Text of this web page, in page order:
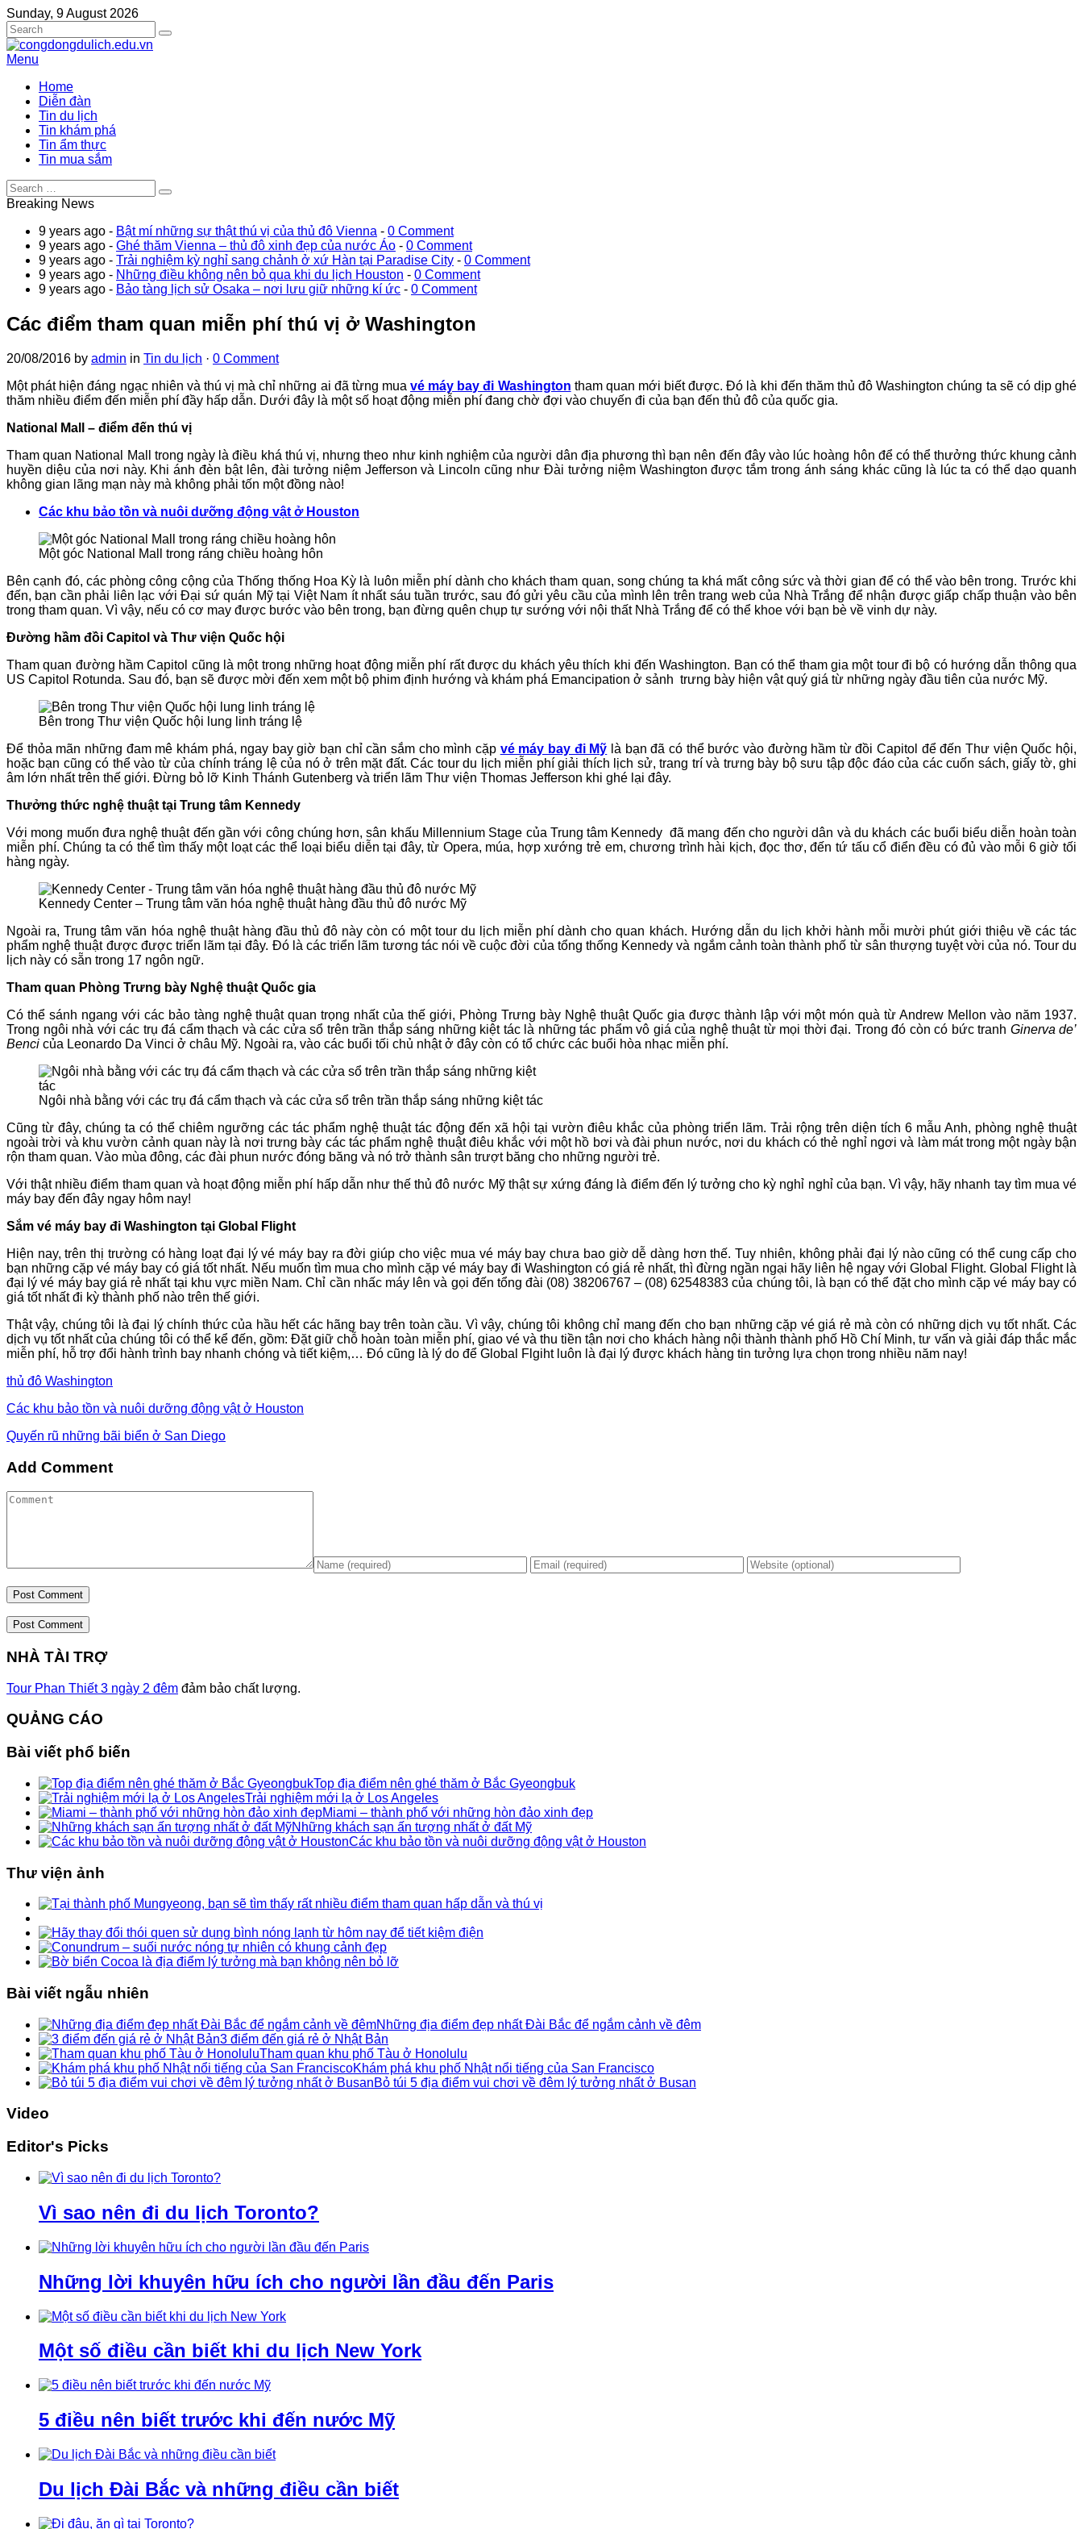
Sunday, 9 August 2026
Menu
Home
Diễn đàn
Tin du lịch
Tin khám phá
Tin ẩm thực
Tin mua sắm
Breaking News
9 years ago - Bật mí những sự thật thú vị của thủ đô Vienna - 0 Comment
9 years ago - Ghé thăm Vienna – thủ đô xinh đẹp của nước Áo - 0 Comment
9 years ago - Trải nghiệm kỳ nghỉ sang chảnh ở xứ Hàn tại Paradise City - 0 Comment
9 years ago - Những điều không nên bỏ qua khi du lịch Houston - 0 Comment
9 years ago - Bảo tàng lịch sử Osaka – nơi lưu giữ những kí ức - 0 Comment
Các điểm tham quan miễn phí thú vị ở Washington
20/08/2016 by admin in Tin du lịch · 0 Comment
Một phát hiện đáng ngạc nhiên và thú vị mà chỉ những ai đã từng muavé máy bay đi Washington tham quan mới biết được. Đó là khi đến thăm thủ đô Washington chúng ta sẽ có dịp ghé
thăm nhiều điểm đến miễn phí đầy hấp dẫn. Dưới đây là một số hoạt động miễn phí đang chờ đợi vào chuyến đi của bạn đến thủ đô của quốc gia.
National Mall – điểm đến thú vị
Tham quan National Mall trong ngày là điều khá thú vị, nhưng theo như kinh nghiệm của người dân địa phương thì bạn nên đến đây vào lúc hoàng hôn để có thể thưởng thức khung cảnh
huyền diệu của nơi này. Khi ánh đèn bật lên, đài tưởng niệm Jefferson và Lincoln cũng như Đài tưởng niệm Washington được tắm trong ánh sáng khác cũng là lúc ta có thể dạo quanh
không gian lãng mạn này mà không phải tốn một đồng nào!
Các khu bảo tồn và nuôi dưỡng động vật ở Houston
Một góc National Mall trong ráng chiều hoàng hôn
Bên cạnh đó, các phòng công cộng của Thống thống Hoa Kỳ là luôn miễn phí dành cho khách tham quan, song chúng ta khá mất công sức và thời gian để có thể vào bên trong. Trước khi
đến, bạn cần phải liên lạc với Đại sứ quán Mỹ tại Việt Nam ít nhất sáu tuần trước, sau đó gửi yêu cầu của mình lên trên trang web của Nhà Trắng để nhận được giấp chấp thuận vào bên
trong tham quan. Vì vậy, nếu có cơ may được bước vào bên trong, bạn đừng quên chụp tự sướng với nội thất Nhà Trắng để có thể khoe với bạn bè về vinh dự này.
Đường hầm đồi Capitol và Thư viện Quốc hội
Tham quan đường hầm Capitol cũng là một trong những hoạt động miễn phí rất được du khách yêu thích khi đến Washington. Bạn có thể tham gia một tour đi bộ có hướng dẫn thông qua
US Capitol Rotunda. Sau đó, bạn sẽ được mời đến xem một bộ phim định hướng và khám phá Emancipation ở sảnh trưng bày hiện vật quý giá từ những ngày đầu tiên của nước Mỹ.
Bên trong Thư viện Quốc hội lung linh tráng lệ
Để thỏa mãn những đam mê khám phá, ngay bay giờ bạn chỉ cần sắm cho mình cặp vé máy bay đi Mỹ là bạn đã có thể bước vào đường hầm từ đồi Capitol để đến Thư viện Quốc hội,
hoặc bạn cũng có thể vào từ của chính tráng lệ của nó ở trên mặt đất. Các tour du lịch miễn phí giải thích lịch sử, trang trí và trưng bày bộ sưu tập độc đáo của các cuốn sách, giấy tờ, ghi
âm lớn nhất trên thế giới. Đừng bỏ lỡ Kinh Thánh Gutenberg và triển lãm Thư viện Thomas Jefferson khi ghé lại đây.
Thưởng thức nghệ thuật tại Trung tâm Kennedy
Với mong muốn đưa nghệ thuật đến gần với công chúng hơn, sân khấu Millennium Stage của Trung tâm Kennedy đã mang đến cho người dân và du khách các buổi biểu diễn hoàn toàn
miễn phí. Chúng ta có thể tìm thấy một loạt các thể loại biểu diễn tại đây, từ Opera, múa, hợp xướng trẻ em, chương trình hài kịch, đọc thơ, đến tứ tấu cổ điển đều có đủ vào mỗi 6 giờ tối
hàng ngày.
Kennedy Center – Trung tâm văn hóa nghệ thuật hàng đầu thủ đô nước Mỹ
Ngoài ra, Trung tâm văn hóa nghệ thuật hàng đầu thủ đô này còn có một tour du lịch miễn phí dành cho quan khách. Hướng dẫn du lịch khởi hành mỗi mười phút giới thiệu về các tác
phẩm nghệ thuật được được triển lãm tại đây. Đó là các triển lãm tương tác nói về cuộc đời của tổng thống Kennedy và ngắm cảnh toàn thành phố từ sân thượng tuyệt vời của nó. Tour du
lịch này có sẵn trong 17 ngôn ngữ.
Tham quan Phòng Trưng bày Nghệ thuật Quốc gia
Có thể sánh ngang với các bảo tàng nghệ thuật quan trọng nhất của thế giới, Phòng Trưng bày Nghệ thuật Quốc gia được thành lập với một món quà từ Andrew Mellon vào năm 1937.
Trong ngôi nhà với các trụ đá cẩm thạch và các cửa sổ trên trần thắp sáng những kiệt tác là những tác phẩm vô giá của nghệ thuật từ mọi thời đại. Trong đó còn có bức tranh Ginerva de’
Benci của Leonardo Da Vinci ở châu Mỹ. Ngoài ra, vào các buổi tối chủ nhật ở đây còn có tổ chức các buổi hòa nhạc miễn phí.
Ngôi nhà bằng với các trụ đá cẩm thạch và các cửa sổ trên trần thắp sáng những kiệt tác
Cũng từ đây, chúng ta có thể chiêm ngưỡng các tác phẩm nghệ thuật tác động đến xã hội tại vườn điêu khắc của phòng triển lãm. Trải rộng trên diện tích 6 mẫu Anh, phòng nghệ thuật
ngoài trời và khu vườn cảnh quan này là nơi trưng bày các tác phẩm nghệ thuật điêu khắc với một hồ bơi và đài phun nước, nơi du khách có thẻ nghỉ ngơi và làm mát trong một ngày bận
rộn tham quan. Vào mùa đông, các đài phun nước đóng băng và nó trở thành sân trượt băng cho những người trẻ.
Với thật nhiều điểm tham quan và hoạt động miễn phí hấp dẫn như thế thủ đô nước Mỹ thật sự xứng đáng là điểm đến lý tưởng cho kỳ nghỉ nghỉ của bạn. Vì vậy, hãy nhanh tay tìm mua vé
máy bay đến đây ngay hôm nay!
Sắm vé máy bay đi Washington tại Global Flight
Hiện nay, trên thị trường có hàng loạt đại lý vé máy bay ra đời giúp cho việc mua vé máy bay chưa bao giờ dễ dàng hơn thế. Tuy nhiên, không phải đại lý nào cũng có thể cung cấp cho
bạn những cặp vé máy bay có giá tốt nhất. Nếu muốn tìm mua cho mình cặp vé máy bay đi Washington có giá rẻ nhất, thì đừng ngần ngại hãy liên hệ ngay với Global Flight. Global Flight là
đại lý vé máy bay giá rẻ nhất tại khu vực miền Nam. Chỉ cần nhấc máy lên và gọi đến tổng đài (08) 38206767 – (08) 62548383 của chúng tôi, là bạn có thể đặt cho mình cặp vé máy bay có
giá tốt nhất đi kỳ thành phố nào trên thế giới.
Thật vậy, chúng tôi là đại lý chính thức của hầu hết các hãng bay trên toàn cầu. Vì vậy, chúng tôi không chỉ mang đến cho bạn những cặp vé giá rẻ mà còn có những dịch vụ tốt nhất. Các
dịch vụ tốt nhất của chúng tôi có thể kể đến, gồm: Đặt giữ chỗ hoàn toàn miễn phí, giao vé và thu tiền tận nơi cho khách hàng nội thành thành phố Hồ Chí Minh, tư vấn và giải đáp thắc mắc
miễn phí, hỗ trợ đổi hành trình bay nhanh chóng và tiết kiệm,… Đó cũng là lý do để Global Flgiht luôn là đại lý được khách hàng tin tưởng lựa chọn trong nhiều năm nay!
thủ đô Washington
Các khu bảo tồn và nuôi dưỡng động vật ở Houston
Quyến rũ những bãi biển ở San Diego
Add Comment
Post Comment
NHÀ TÀI TRỢ
Tour Phan Thiết 3 ngày 2 đêm đảm bảo chất lượng.
QUẢNG CÁO
Bài viết phổ biến
Top địa điểm nên ghé thăm ở Bắc Gyeongbuk
Trải nghiệm mới lạ ở Los Angeles
Miami – thành phố với những hòn đảo xinh đẹp
Những khách sạn ấn tượng nhất ở đất Mỹ
Các khu bảo tồn và nuôi dưỡng động vật ở Houston
Thư viện ảnh
Bài viết ngẫu nhiên
Những địa điểm đẹp nhất Đài Bắc để ngắm cảnh về đêm
3 điểm đến giá rẻ ở Nhật Bản
Tham quan khu phố Tàu ở Honolulu
Khám phá khu phố Nhật nổi tiếng của San Francisco
Bỏ túi 5 địa điểm vui chơi về đêm lý tưởng nhất ở Busan
Video
Editor's Picks
Vì sao nên đi du lịch Toronto?
Những lời khuyên hữu ích cho người lần đầu đến Paris
Một số điều cần biết khi du lịch New York
5 điều nên biết trước khi đến nước Mỹ
Du lịch Đài Bắc và những điều cần biết